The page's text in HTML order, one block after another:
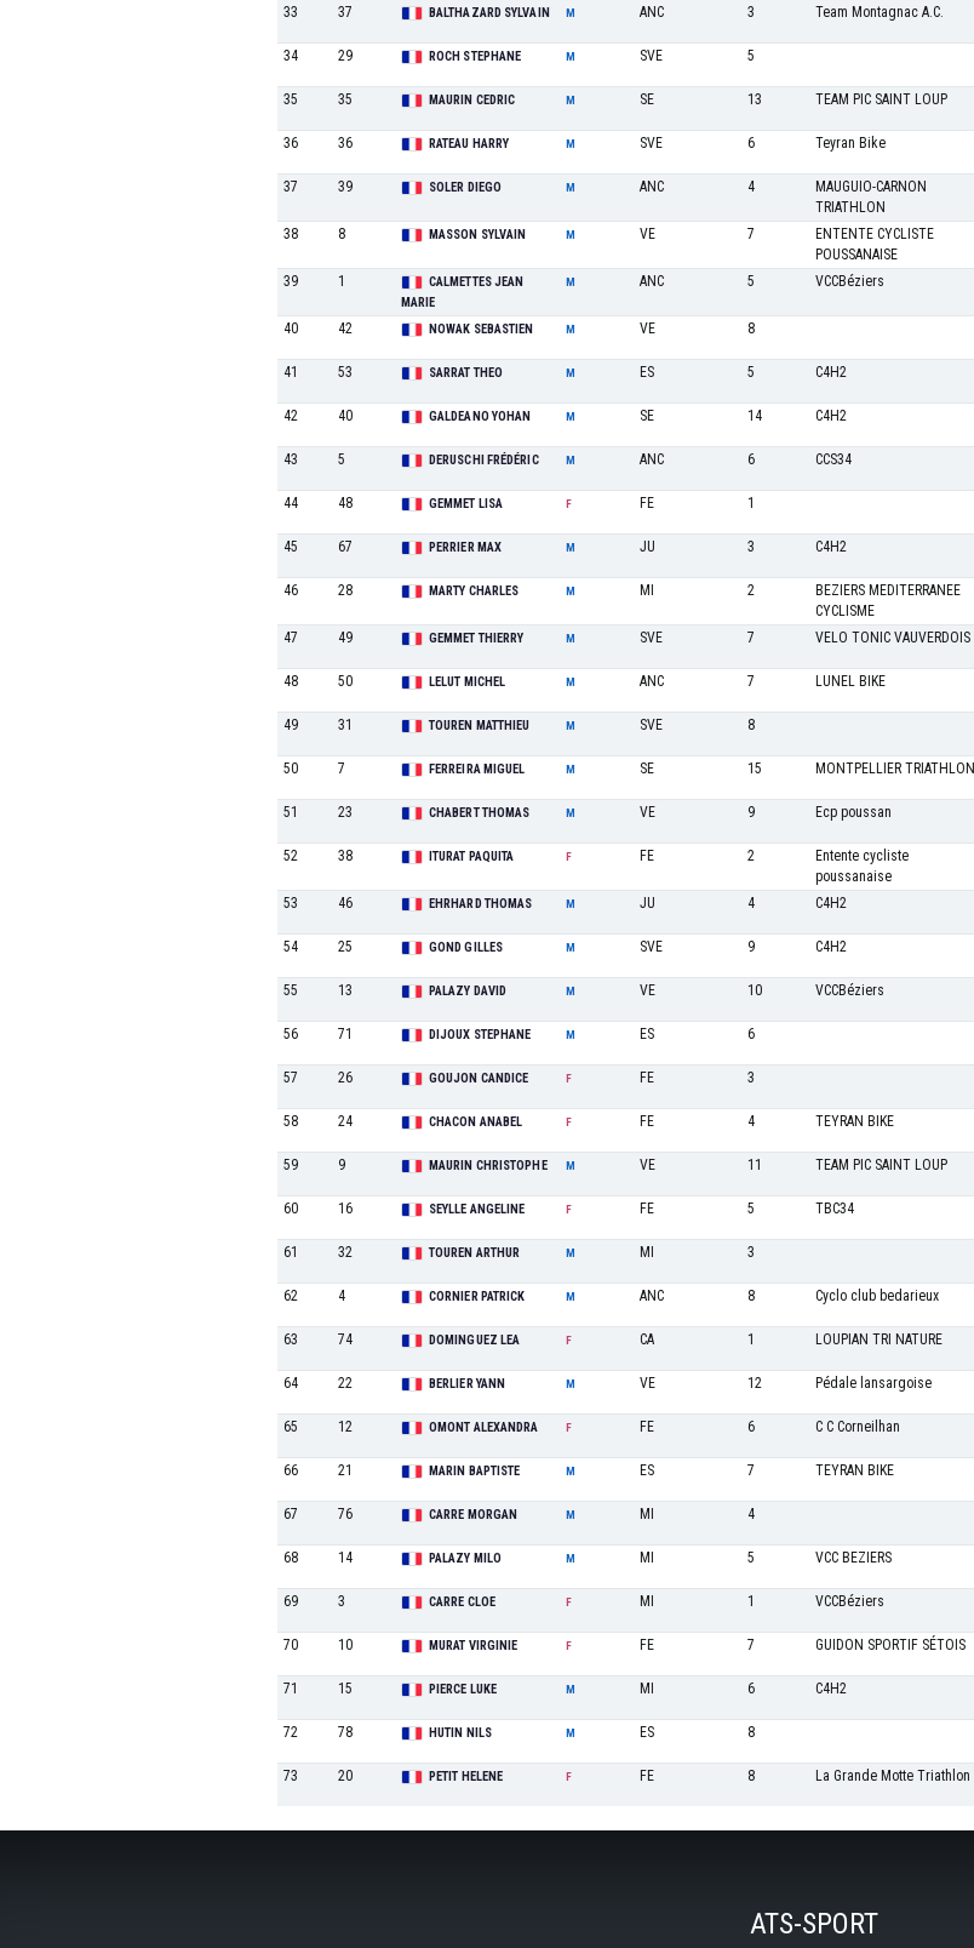
33 37 BALTHAZARD SYLVAIN M ANC 3 Team Montagnac A.C.
34 29 ROCH STEPHANE M SVE 5
35 35 MAURIN CEDRIC M SE 13 TEAM PIC SAINT LOUP
36 36 RATEAU HARRY M SVE 6 Teyran Bike
37 39 SOLER DIEGO M ANC 4
MAUGUIO-CARNON
TRIATHLON
38 8 MASSON SYLVAIN M VE 7
ENTENTE CYCLISTE
POUSSANAISE
39 1
CALMETTES JEAN
MARIE
M ANC 5 VCCBéziers
40 42 NOWAK SEBASTIEN M VE 8
41 53 SARRAT THEO M ES 5 C4H2
42 40 GALDEANO YOHAN M SE 14 C4H2
43 5 DERUSCHI FRÉDÉRIC M ANC 6 CCS34
44 48 GEMMET LISA F FE 1
45 67 PERRIER MAX M JU 3 C4H2
46 28 MARTY CHARLES M MI 2
BEZIERS MEDITERRANEE
CYCLISME
47 49 GEMMET THIERRY M SVE 7 VELO TONIC VAUVERDOIS
48 50 LELUT MICHEL M ANC 7 LUNEL BIKE
49 31 TOUREN MATTHIEU M SVE 8
50 7 FERREIRA MIGUEL M SE 15 MONTPELLIER TRIATHLON
51 23 CHABERT THOMAS M VE 9 Ecp poussan
52 38 ITURAT PAQUITA F FE 2
Entente cycliste
poussanaise
53 46 EHRHARD THOMAS M JU 4 C4H2
54 25 GOND GILLES M SVE 9 C4H2
55 13 PALAZY DAVID M VE 10 VCCBéziers
56 71 DIJOUX STEPHANE M ES 6
57 26 GOUJON CANDICE F FE 3
58 24 CHACON ANABEL F FE 4 TEYRAN BIKE
59 9 MAURIN CHRISTOPHE M VE 11 TEAM PIC SAINT LOUP
60 16 SEYLLE ANGELINE F FE 5 TBC34
61 32 TOUREN ARTHUR M MI 3
62 4 CORNIER PATRICK M ANC 8 Cyclo club bedarieux
63 74 DOMINGUEZ LEA F CA 1 LOUPIAN TRI NATURE
64 22 BERLIER YANN M VE 12 Pédale lansargoise
65 12 OMONT ALEXANDRA F FE 6 C C Corneilhan
66 21 MARIN BAPTISTE M ES 7 TEYRAN BIKE
67 76 CARRE MORGAN M MI 4
68 14 PALAZY MILO M MI 5 VCC BEZIERS
69 3 CARRE CLOE F MI 1 VCCBéziers
70 10 MURAT VIRGINIE F FE 7 GUIDON SPORTIF SÉTOIS
71 15 PIERCE LUKE M MI 6 C4H2
72 78 HUTIN NILS M ES 8
73 20 PETIT HELENE F FE 8 La Grande Motte Triathlon
ATS-SPORT